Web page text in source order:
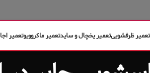
تعمیر ظرفشوییتعمیر یخچال و سایدتعمیر ماکروویوتعمیر